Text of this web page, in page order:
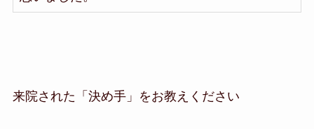
来院された「決め手」をお教えください